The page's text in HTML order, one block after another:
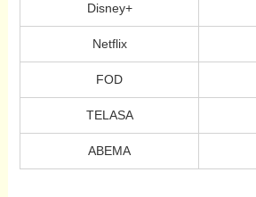
Disney+
Netflix
FOD
TELASA
ABEMA